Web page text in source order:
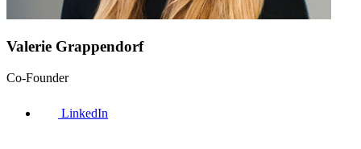
Valerie Grappendorf
Co-Founder
LinkedIn